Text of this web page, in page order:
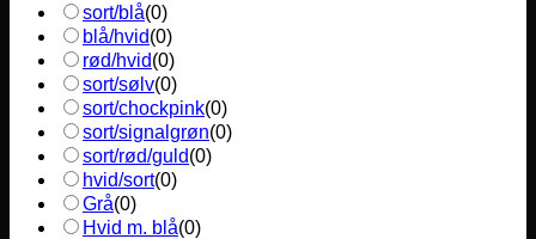
sort/blå(0)
blå/hvid(0)
rød/hvid(0)
sort/sølv(0)
sort/chockpink(0)
sort/signalgrøn(0)
sort/rød/guld(0)
hvid/sort(0)
Grå(0)
Hvid m. blå(0)